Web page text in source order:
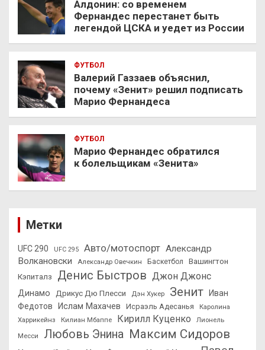
Алдонин: со временем
Фернандес перестанет быть
легендой ЦСКА и уедет из России
ФУТБОЛ
Валерий Газзаев объяснил,
почему «Зенит» решил подписать
Марио Фернандеса
ФУТБОЛ
Марио Фернандес обратился
к болельщикам «Зенита»
Метки
UFC 290 UFC 295 Авто/мотоспорт Александр
Волкановски
Александр Овечкин Баскетбол
Вашингтон
Кэпиталз
Денис Быстров Джон Джонс
Динамо Дрикус Дю Плесси Дэн Хукер Зенит
Иван
Федотов
Ислам Махачев Исраэль Адесанья
Каролина
Харрикейнз
Килиан Мбаппе Кирилл Куценко
Лионель
Месси
Любовь Энина Максим Сидоров